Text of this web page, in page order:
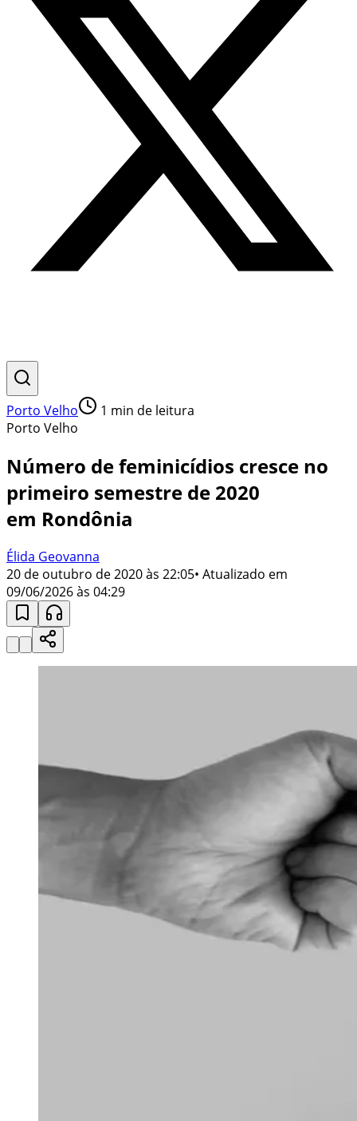
Porto Velho 1 min de leitura
Porto Velho
Número de feminicídios cresce no
primeiro semestre de 2020
em Rondônia
Élida Geovanna
20 de outubro de 2020 às 22:05• Atualizado em
09/06/2026 às 04:29